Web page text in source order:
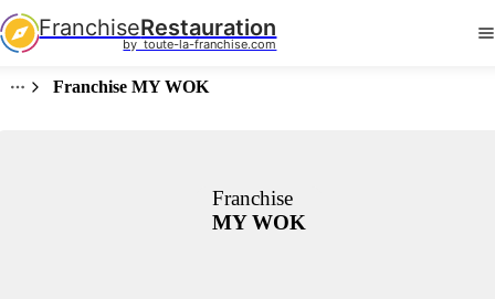
FranchiseRestauration
by  toute-la-franchise.com
Franchise MY WOK
Franchise
MY WOK